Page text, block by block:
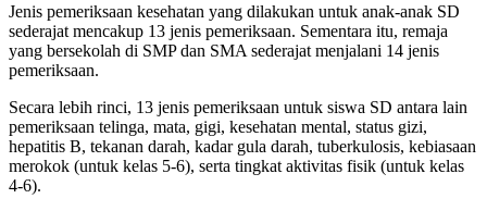
Jenis pemeriksaan kesehatan yang dilakukan untuk anak-anak SD
sederajat mencakup 13 jenis pemeriksaan. Sementara itu, remaja
yang bersekolah di SMP dan SMA sederajat menjalani 14 jenis
pemeriksaan.
Secara lebih rinci, 13 jenis pemeriksaan untuk siswa SD antara lain
pemeriksaan telinga, mata, gigi, kesehatan mental, status gizi,
hepatitis B, tekanan darah, kadar gula darah, tuberkulosis, kebiasaan
merokok (untuk kelas 5-6), serta tingkat aktivitas fisik (untuk kelas
4-6).